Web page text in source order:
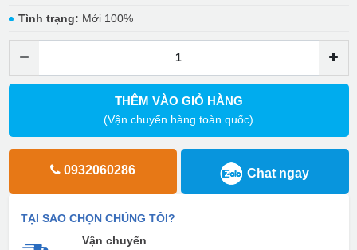
Tình trạng: Mới 100%
THÊM VÀO GIỎ HÀNG
(Vận chuyển hàng toàn quốc)
0932060286 Chat ngay
TẠI SAO CHỌN CHÚNG TÔI?
Vận chuyển